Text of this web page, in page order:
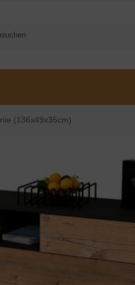
(136x49x35cm)